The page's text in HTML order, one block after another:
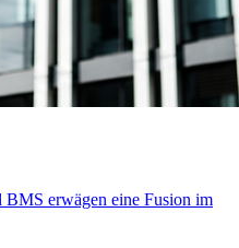
BMS erwägen eine Fusion im